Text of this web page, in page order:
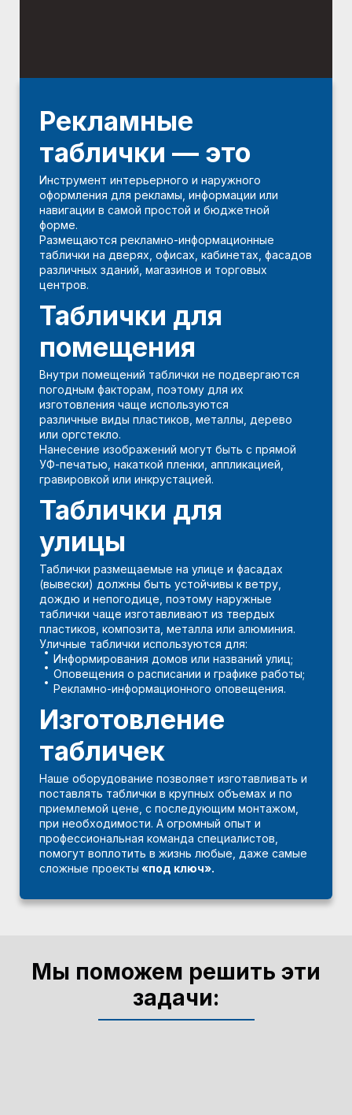
Рекламные
таблички — это
Инструмент интерьерного и наружного
оформления для рекламы, информации или
навигации в самой простой и бюджетной
форме.
Размещаются рекламно-информационные
таблички на дверях, офисах, кабинетах, фасадов
различных зданий, магазинов и торговых
центров.
Таблички для
помещения
Внутри помещений таблички не подвергаются
погодным факторам, поэтому для их
изготовления чаще используются
различные виды пластиков, металлы, дерево
или оргстекло.
Нанесение изображений могут быть с прямой
УФ-печатью, накаткой пленки, аппликацией,
гравировкой или инкрустацией.
Таблички для
улицы
Таблички размещаемые на улице и фасадах
(вывески) должны быть устойчивы к ветру,
дождю и непогодице, поэтому наружные
таблички чаще изготавливают из твердых
пластиков, композита, металла или алюминия.
Уличные таблички используются для:
Информирования домов или названий улиц;
Оповещения о расписании и графике работы;
Рекламно-информационного оповещения.
Изготовление
табличек
Наше оборудование позволяет изготавливать и
поставлять таблички в крупных объемах и по
приемлемой цене, с последующим монтажом,
при необходимости. А огромный опыт и
профессиональная команда специалистов,
помогут воплотить в жизнь любые, даже самые
сложные проекты «под ключ».
Мы поможем решить эти
задачи: